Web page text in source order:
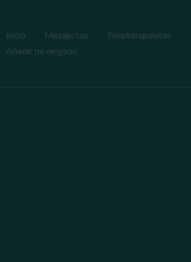
Inicio Masajistas Fisioterapeutas
Añadir mi negocio